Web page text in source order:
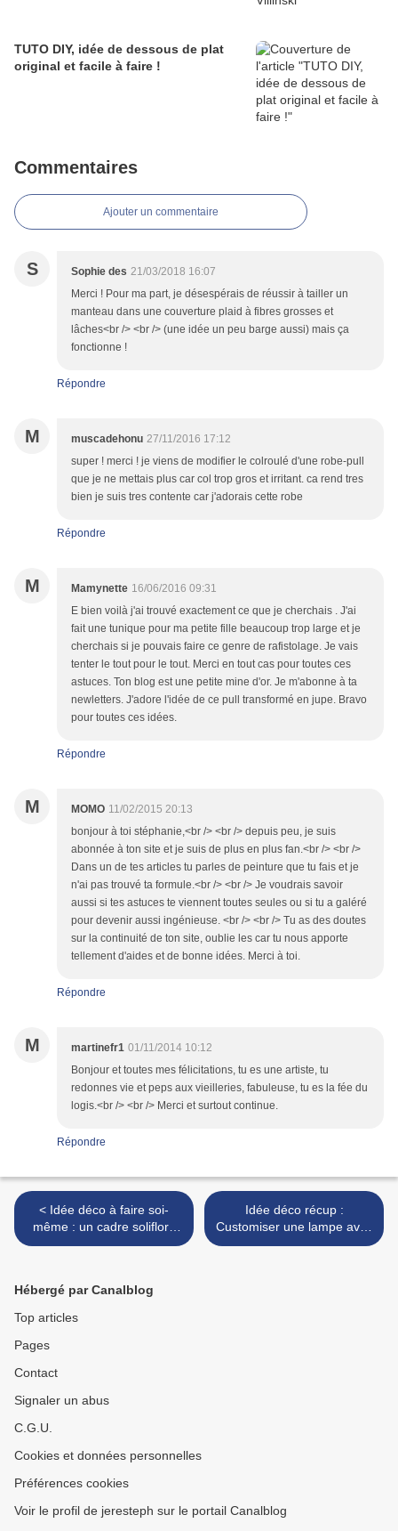
TUTO DIY, idée de dessous de plat
original et facile à faire !
Commentaires
Ajouter un commentaire
S Sophie des 21/03/2018 16:07
Merci ! Pour ma part, je désespérais de réussir à tailler un
manteau dans une couverture plaid à fibres grosses et
lâches<br /> <br /> (une idée un peu barge aussi) mais ça
fonctionne !
Répondre
M muscadehonu 27/11/2016 17:12
super ! merci ! je viens de modifier le colroulé d'une robe-pull
que je ne mettais plus car col trop gros et irritant. ca rend tres
bien je suis tres contente car j'adorais cette robe
Répondre
M Mamynette 16/06/2016 09:31
E bien voilà j'ai trouvé exactement ce que je cherchais . J'ai
fait une tunique pour ma petite fille beaucoup trop large et je
cherchais si je pouvais faire ce genre de rafistolage. Je vais
tenter le tout pour le tout. Merci en tout cas pour toutes ces
astuces. Ton blog est une petite mine d'or. Je m'abonne à ta
newletters. J'adore l'idée de ce pull transformé en jupe. Bravo
pour toutes ces idées.
Répondre
M MOMO 11/02/2015 20:13
bonjour à toi stéphanie,<br /> <br /> depuis peu, je suis
abonnée à ton site et je suis de plus en plus fan.<br /> <br />
Dans un de tes articles tu parles de peinture que tu fais et je
n'ai pas trouvé ta formule.<br /> <br /> Je voudrais savoir
aussi si tes astuces te viennent toutes seules ou si tu a galéré
pour devenir aussi ingénieuse. <br /> <br /> Tu as des doutes
sur la continuité de ton site, oublie les car tu nous apporte
tellement d'aides et de bonne idées. Merci à toi.
Répondre
M martinefr1 01/11/2014 10:12
Bonjour et toutes mes félicitations, tu es une artiste, tu
redonnes vie et peps aux vieilleries, fabuleuse, tu es la fée du
logis.<br /> <br /> Merci et surtout continue.
Répondre
< Idée déco à faire soi-
même : un cadre soliflore
pour décorer un mur
Idée déco récup :
Customiser une lampe avec
des pailles ... >
Hébergé par Canalblog
Top articles
Pages
Contact
Signaler un abus
C.G.U.
Cookies et données personnelles
Préférences cookies
Voir le profil de jeresteph sur le portail Canalblog